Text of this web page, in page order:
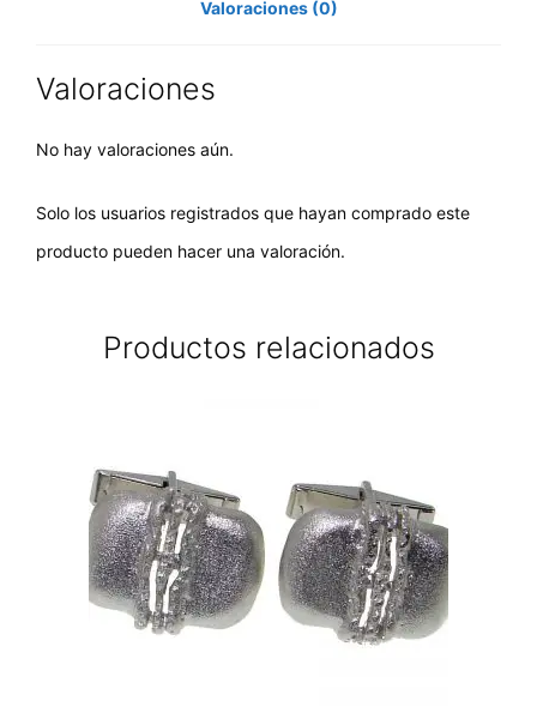
Valoraciones (0)
Valoraciones
No hay valoraciones aún.
Solo los usuarios registrados que hayan comprado este
producto pueden hacer una valoración.
Productos relacionados